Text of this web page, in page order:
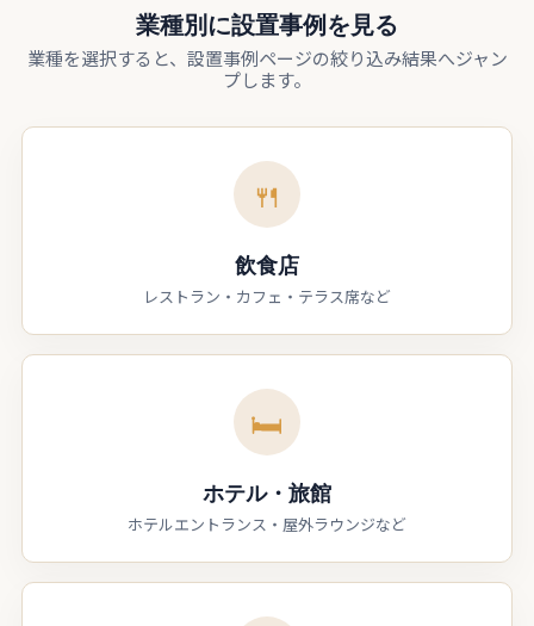
業種別に設置事例を見る
業種を選択すると、設置事例ページの絞り込み結果へジャン
プします。
🍴
飲食店
レストラン・カフェ・テラス席など
🛏
ホテル・旅館
ホテルエントランス・屋外ラウンジなど